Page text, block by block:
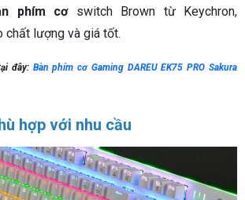
phím cơswitch Brown từ Keychron,
chất lượng và giá tốt.
đây: Bàn phím cơ Gaming DAREU EK75 PRO Sakura
hợp với nhu cầu